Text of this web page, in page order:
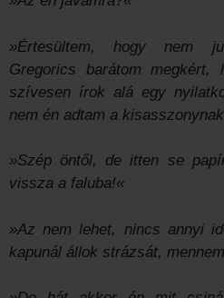
»Értesültem, hogy nem
Gregorics barátom
szívesen írok alá egy
nem én adtam a
»Szép öntől, de itten se
vissza a faluba!«
»Az nem lehet, nincs annyi
kapunál állok strázsát,